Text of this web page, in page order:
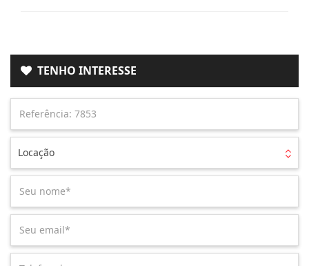
TENHO INTERESSE
Locação